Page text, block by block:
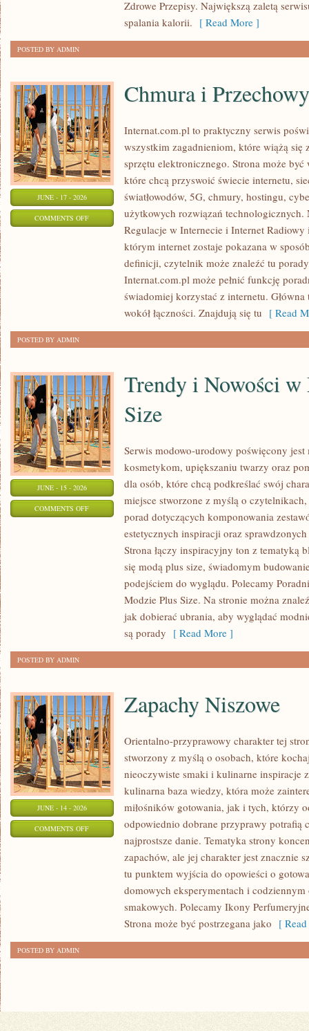
Zdrowe Przepisy. Największą zaletą
spalania kalorii. [ Read More ]
POSTED BY ADMIN
JUNE - 17 - 2026
COMMENTS OFFON
PRZECHOWYWANIE
Chmura i
Internat.com.pl to praktyczny serwis
wszystkim zagadnieniom, które wiążą się
sprzętu elektronicznego. Strona może
które chcą przyswoić świecie internetu,
światłowodów, 5G, chmury, hostingu,
użytkowych rozwiązań technologicznych.
Regulacje w Internecie i Internet
którym internet zostaje pokazana w
definicji, czytelnik może znaleźć tu
Internat.com.pl może pełnić funkcję
świadomiej korzystać z internetu.
wokół łączności. Znajdują się tu [ Read
POSTED BY ADMIN
JUNE - 15 - 2026
COMMENTS OFFON
Trendy i Nowości w
Size
Serwis modowo-urodowy poświęcony
kosmetykom, upiększaniu twarzy oraz
dla osób, które chcą podkreślać swój
miejsce stworzone z myślą o
porad dotyczących komponowania
estetycznych inspiracji oraz
Strona łączy inspiracyjny ton z tematyką
się modą plus size, świadomym
podejściem do wyglądu. Polecamy
Modzie Plus Size. Na stronie można
jak dobierać ubrania, aby wyglądać
są porady [ Read More ]
POSTED BY ADMIN
JUNE - 14 - 2026
COMMENTS OFFON
Zapachy Niszowe
Orientalno-przyprawowy charakter tej
stworzony z myślą o osobach, które
nieoczywiste smaki i kulinarne inspiracje
kulinarna baza wiedzy, która może
miłośników gotowania, jak i tych, którzy
odpowiednio dobrane przyprawy potrafią
najprostsze danie. Tematyka strony
zapachów, ale jej charakter jest znacznie
tu punktem wyjścia do opowieści o
domowych eksperymentach i
smakowych. Polecamy Ikony
Strona może być postrzegana jako [
POSTED BY ADMIN